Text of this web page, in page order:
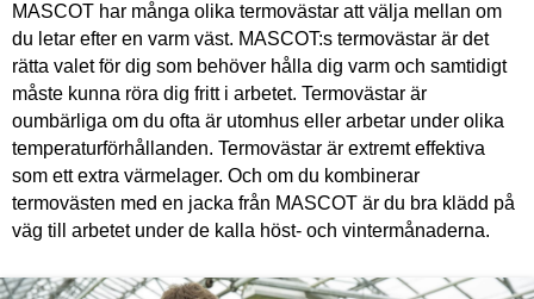
MASCOT har många olika termovästar att välja mellan om
du letar efter en varm väst. MASCOT:s termovästar är det
rätta valet för dig som behöver hålla dig varm och samtidigt
måste kunna röra dig fritt i arbetet. Termovästar är
oumbärliga om du ofta är utomhus eller arbetar under olika
temperaturförhållanden. Termovästar är extremt effektiva
som ett extra värmelager. Och om du kombinerar
termovästen med en jacka från MASCOT är du bra klädd på
väg till arbetet under de kalla höst- och vintermånaderna.